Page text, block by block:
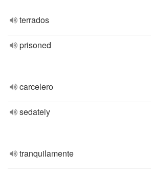
terrados
prisoned
carcelero
sedately
tranquilamente